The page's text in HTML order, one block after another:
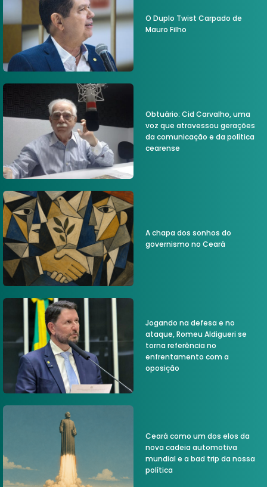
O Duplo Twist Carpado de
Mauro Filho
Obtuário: Cid Carvalho, uma
voz que atravessou gerações
da comunicação e da política
cearense
A chapa dos sonhos do
governismo no Ceará
Jogando na defesa e no
ataque, Romeu Aldigueri se
torna referência no
enfrentamento com a
oposição
Ceará como um dos elos da
nova cadeia automotiva
mundial e a bad trip da nossa
política